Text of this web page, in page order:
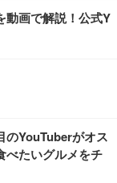
動画で解説！公式Y
のYouTuberがオス
べたいグルメをチ